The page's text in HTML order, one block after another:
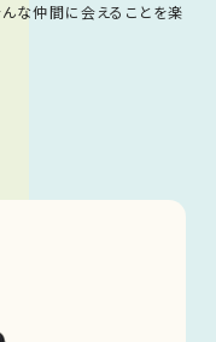
な仲間に会えることを楽